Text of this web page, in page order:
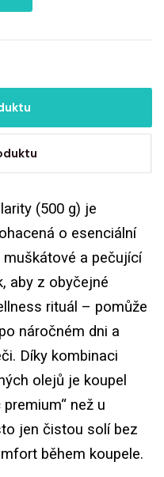
(500 g) je
o esenciální
a pečující
aby z obyčejné
rituál – pomůže
náročném dni a
Díky kombinaci
olejů je koupel
než u
jen čistou solí bez
během koupele.